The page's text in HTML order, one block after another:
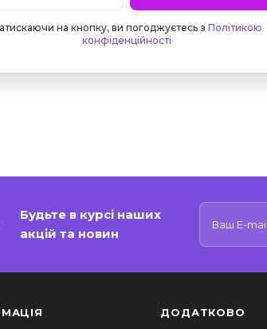
на кнопку, ви погоджуєтесь з Політикою
конфіденційності
Будьте в курсі наших
акцій та новин
ДОДАТКОВО